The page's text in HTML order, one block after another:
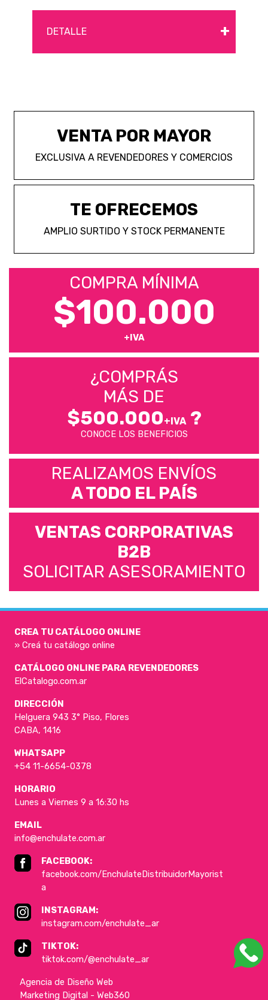
DETALLE +
VENTA POR MAYOR
EXCLUSIVA A REVENDEDORES Y COMERCIOS
TE OFRECEMOS
AMPLIO SURTIDO Y STOCK PERMANENTE
COMPRA MÍNIMA
$100.000
+IVA
¿COMPRÁS
MÁS DE
$500.000+IVA?
CONOCE LOS BENEFICIOS
REALIZAMOS ENVÍOS
A TODO EL PAÍS
VENTAS CORPORATIVAS
B2B
SOLICITAR ASESORAMIENTO
CREA TU CATÁLOGO ONLINE
» Creá tu catálogo online
CATÁLOGO ONLINE PARA REVENDEDORES
ElCatalogo.com.ar
DIRECCIÓN
Helguera 943 3° Piso, Flores
CABA, 1416
WHATSAPP
+54 11-6654-0378
HORARIO
Lunes a Viernes 9 a 16:30 hs
EMAIL
info@enchulate.com.ar
FACEBOOK:
facebook.com/EnchulateDistribuidorMayorist
a
INSTAGRAM:
instagram.com/enchulate_ar
TIKTOK:
tiktok.com/@enchulate_ar
Agencia de Diseño Web
Marketing Digital - Web360